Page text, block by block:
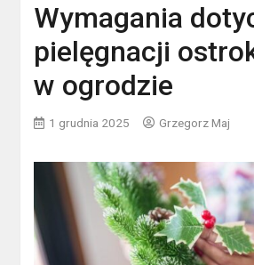
Wymagania
pielęgnacji
w ogrodzie
1 grudnia 2025 Grzegorz Maj